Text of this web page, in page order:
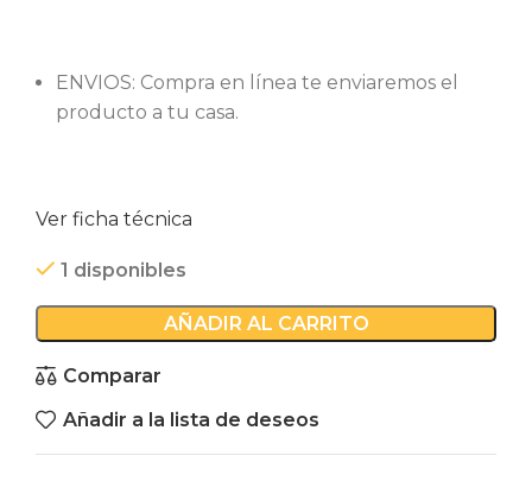
ENVIOS: Compra en línea te enviaremos el
producto a tu casa.
Ver ficha técnica
1 disponibles
AÑADIR AL CARRITO
Comparar
Añadir a la lista de deseos